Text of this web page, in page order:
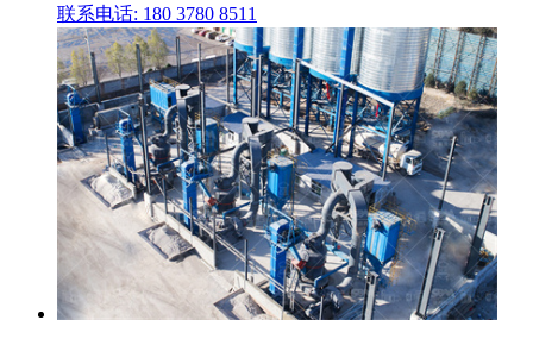
联系电话: 180 3780 8511